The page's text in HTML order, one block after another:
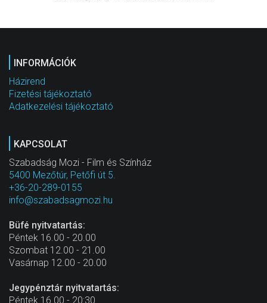
INFORMÁCIÓK
Házirend
Fizetési tájékoztató
Adatkezelési tájékoztató
KAPCSOLAT
Szabadság Mozi - Film és Színház
5400 Mezőtúr, Petőfi út 5.
+36-20-289-0155
info@szabadsagmozi.hu
Büfé nyitvatartás:
Péntek 16.00 - 20.00
Szombat 12.00 - 21.00
Vasárnap 12.00 - 20.00
Jegypénztár nyitvatartás:
Péntek 16.00 - 20:30